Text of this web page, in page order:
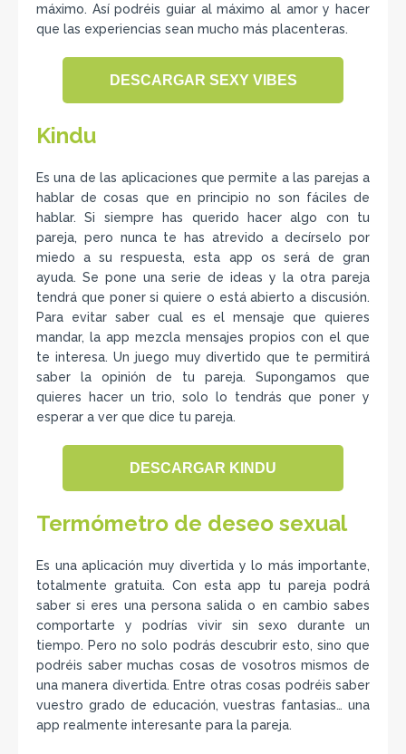
máximo. Así podréis guiar al máximo al amor y hacer
que las experiencias sean mucho más placenteras.
DESCARGAR SEXY VIBES
Kindu
Es una de las aplicaciones que permite a las parejas a
hablar de cosas que en principio no son fáciles de
hablar. Si siempre has querido hacer algo con tu
pareja, pero nunca te has atrevido a decírselo por
miedo a su respuesta, esta app os será de gran
ayuda. Se pone una serie de ideas y la otra pareja
tendrá que poner si quiere o está abierto a discusión.
Para evitar saber cual es el mensaje que quieres
mandar, la app mezcla mensajes propios con el que
te interesa. Un juego muy divertido que te permitirá
saber la opinión de tu pareja. Supongamos que
quieres hacer un trio, solo lo tendrás que poner y
esperar a ver que dice tu pareja.
DESCARGAR KINDU
Termómetro de deseo sexual
Es una aplicación muy divertida y lo más importante,
totalmente gratuita. Con esta app tu pareja podrá
saber si eres una persona salida o en cambio sabes
comportarte y podrías vivir sin sexo durante un
tiempo. Pero no solo podrás descubrir esto, sino que
podréis saber muchas cosas de vosotros mismos de
una manera divertida. Entre otras cosas podréis saber
vuestro grado de educación, vuestras fantasias… una
app realmente interesante para la pareja.